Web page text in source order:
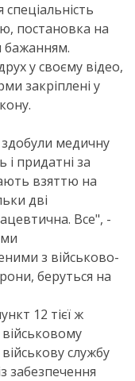
спеціальність
постановка на
бажанням.
у своєму відео,
закріплені у
здобули медичну
і придатні за
взяттю на
дві
Все", -
з військово-
беруться на
12 тієї ж
військовому
службу
забезпечення